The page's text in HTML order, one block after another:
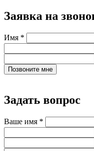
Заявка на
Имя *
Позвоните мне
Задать вопрос
Ваше имя *